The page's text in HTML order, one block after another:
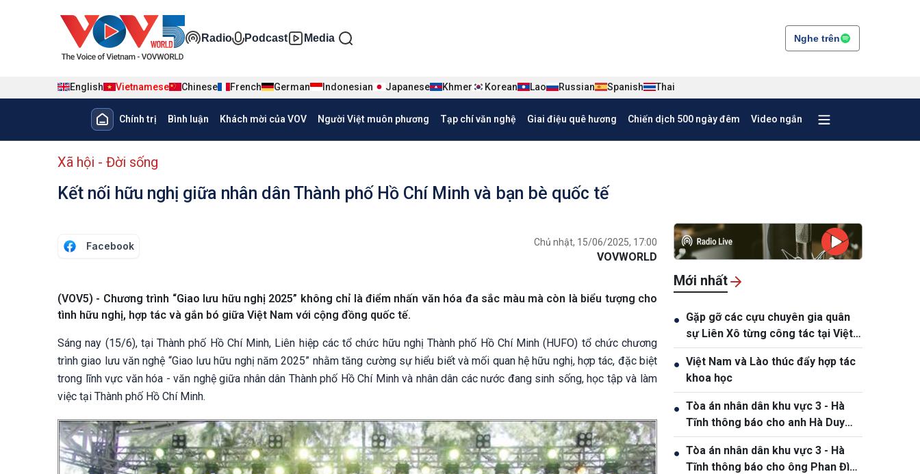
Đa phương tiện tiếng Việt
Radio Podcast Media Nghe trên
English Vietnamese Chinese French German Indonesian Japanese Khmer Korean Lao Russian Spanish Thai
Main navigation
Chính trị Bình luận Khách mời của VOV Người Việt muôn phương Tạp chí văn nghệ Giai điệu quê hương Chiến dịch 500 ngày đêm Video ngắn
menu phụ tiếng Việt
Xã hội - Đời sống
Kết nối hữu nghị giữa nhân dân Thành phố Hồ Chí Minh và bạn bè quốc tế
Facebook Chủ nhật, 15/06/2025, 17:00
VOVWORLD
(VOV5) - Chương trình “Giao lưu hữu nghị 2025” không chỉ là điểm nhấn văn hóa đa sắc màu mà còn là biểu tượng cho
tình hữu nghị, hợp tác và gắn bó giữa Việt Nam với cộng đồng quốc tế.
Sáng nay (15/6), tại Thành phố Hồ Chí Minh, Liên hiệp các tổ chức hữu nghị Thành phố Hồ Chí Minh (HUFO) tổ chức chương
trình giao lưu văn nghệ “Giao lưu hữu nghị năm 2025” nhằm tăng cường sự hiểu biết và mối quan hệ hữu nghị, hợp tác, đặc biệt
trong lĩnh vực văn hóa - văn nghệ giữa nhân dân Thành phố Hồ Chí Minh và nhân dân các nước đang sinh sống, học tập và làm
việc tại Thành phố Hồ Chí Minh.
Mới nhất
● Gặp gỡ các cựu chuyên gia quân
sự Liên Xô từng công tác tại Việt
Nam
● Việt Nam và Lào thúc đẩy hợp tác
khoa học
● Tòa án nhân dân khu vực 3 - Hà
Tĩnh thông báo cho anh Hà Duy
Dũng
● Tòa án nhân dân khu vực 3 - Hà
Tĩnh thông báo cho ông Phan Đình